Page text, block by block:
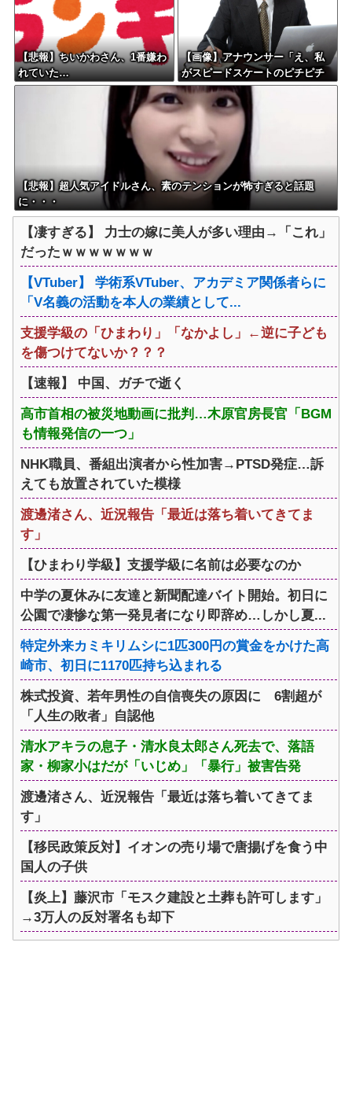
な？？？？？？？？
【悲報】ちいかわさん、1番嫌わ
れていた…
【画像】アナウンサー「え、私
がスピードスケートのピチピチ
ユニフォーム着るんですか…？ﾑ
ﾁｨ！！」←これはお前らに刺さ
るやろw w w w w w w w
【悲報】超人気アイドルさん、素のテンションが怖すぎると話題
に・・・
【凄すぎる】 力士の嫁に美人が多い理由→「これ」
だったｗｗｗｗｗｗｗ
【VTuber】 学術系VTuber、アカデミア関係者らに
「V名義の活動を本人の業績として...
支援学級の「ひまわり」「なかよし」←逆に子ども
を傷つけてないか？？？
【速報】 中国、ガチで逝く
高市首相の被災地動画に批判…木原官房長官「BGM
も情報発信の一つ」
NHK職員、番組出演者から性加害→PTSD発症…訴
えても放置されていた模様
渡邊渚さん、近況報告「最近は落ち着いてきてま
す」
【ひまわり学級】支援学級に名前は必要なのか
中学の夏休みに友達と新聞配達バイト開始。初日に
公園で凄惨な第一発見者になり即辞め…しかし夏...
特定外来カミキリムシに1匹300円の賞金をかけた高
崎市、初日に1170匹持ち込まれる
株式投資、若年男性の自信喪失の原因に 6割超が
「人生の敗者」自認他
清水アキラの息子・清水良太郎さん死去で、落語
家・柳家小はだが「いじめ」「暴行」被害告発
渡邊渚さん、近況報告「最近は落ち着いてきてま
す」
【移民政策反対】イオンの売り場で唐揚げを食う中
国人の子供
【炎上】藤沢市「モスク建設と土葬も許可します」
→3万人の反対署名も却下